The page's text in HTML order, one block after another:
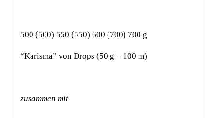
500 (500) 550 (550) 600 (700) 700 g
“Karisma” von Drops (50 g = 100 m)
zusammen mit